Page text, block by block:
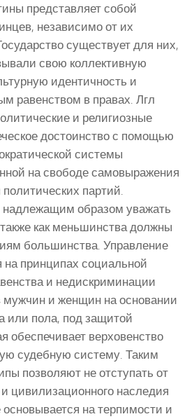
представляет собой
независимо от их
существует для них,
свою коллективную
идентичность и
равенством в правах. Лгл
и религиозные
достоинство с помощью
системы
на свободе самовыражения
партий.
надлежащим образом уважать
как меньшинства должны
большинства. Управление
на принципах социальной
и недискриминации
и женщин на основании
или пола, под защитой
обеспечивает верховенство
судебную систему. Таким
позволяют не отступать от
и цивилизационного наследия
на терпимости и